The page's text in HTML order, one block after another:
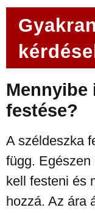
Mennyibe
festése?
A széldeszka
függ.
kell festeni és
hozzá. Az ára